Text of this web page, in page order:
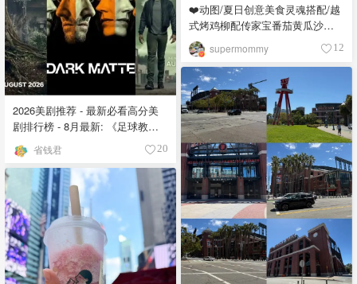
❤️动图/夏日创意美食灵魂搭配/越
式烤鸡柳配传家宝番茄黄瓜沙拉
😍
supermommy 12
2026美剧推荐 - 最新必看高分美
剧排行榜 - 8月最新: 《​​足球教练
》第四季回归！
省钱君 20